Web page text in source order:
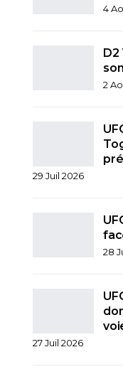
4
D2
2
29 Juil 2026
28
27 Juil 2026